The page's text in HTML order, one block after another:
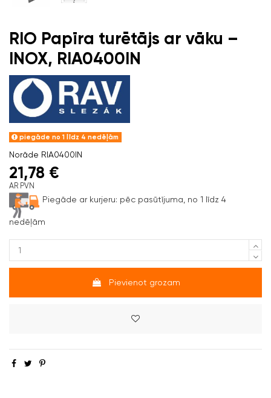
RIO Papīra turētājs ar vāku –
INOX, RIA0400IN
piegāde no 1 līdz 4 nedēļām
Norāde RIA0400IN
21,78 €
AR PVN
Piegāde ar kurjeru: pēc pasūtījuma, no 1 līdz 4
nedēļām
Pievienot grozam